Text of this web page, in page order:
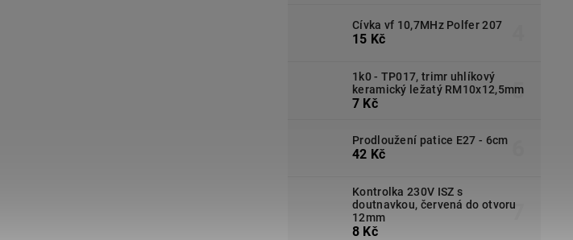
Cívka vf 10,7MHz Polfer 207
15 Kč
1k0 - TP017, trimr uhlíkový
keramický ležatý RM10x12,5mm
7 Kč
Prodloužení patice E27 - 6cm
42 Kč
Kontrolka 230V ISZ s
doutnavkou, červená do otvoru
12mm
8 Kč